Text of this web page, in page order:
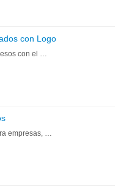
con Logo
con el …
empresas, …